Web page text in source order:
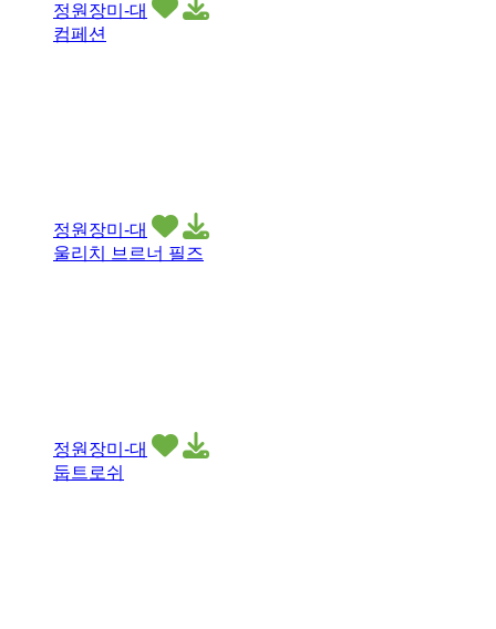
정원장미-대
컴페션
정원장미-대
울리치 브르너 필즈
정원장미-대
둡트로쉬